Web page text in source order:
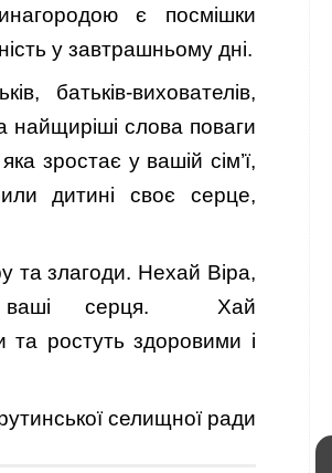
є посмішки
у завтрашньому дні.
батьків-вихователів,
найщиріші слова поваги
зростає у вашій сім’ї,
дитині своє серце,
та злагоди. Нехай Віра,
ваші серця. Хай
та ростуть здоровими і
селищної ради